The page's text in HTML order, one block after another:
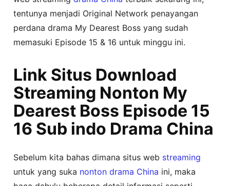
tentunya menjadi Original Network penayangan
perdana drama My Dearest Boss yang sudah
memasuki Episode 15 & 16 untuk minggu ini.
Link Situs Download
Streaming Nonton My
Dearest Boss Episode 15
16 Sub indo Drama China
Sebelum kita bahas dimana situs web streaming
untuk yang suka nonton drama China ini, maka